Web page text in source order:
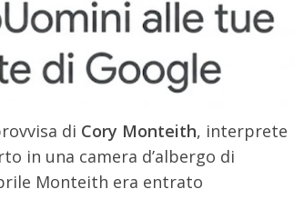
di Cory Monteith, interprete
in una camera d’albergo di
Monteith era entrato